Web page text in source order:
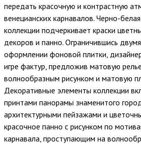
передать красочную и контрастную
венецианских карнавалов. Черно-
коллекции подчеркивает краски
декоров и панно. Ограничившись
оформлении фоновой плитки,
игре фактур, предложив матовую
волнообразным рисунком и матовую
Декоративные элементы коллекции
принтами панорамы знаменитого
архитектурными пейзажами и
красочное панно с рисунком по
карнавала, проступающим на